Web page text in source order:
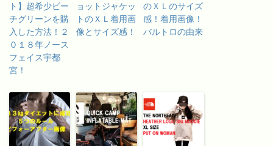
ト】超希少ビー
チグリーンを購
入した方法！２
０１８年ノース
フェイス宇都
宮！
ョットジャケッ
トのＸＬ着用画
像とサイズ感！
のＸＬのサイズ
感！着用画像！
バルトロの由来